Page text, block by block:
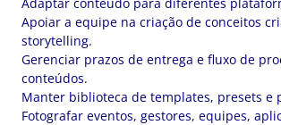
Apoiar a equipe na criação de conceitos
storytelling.
Gerenciar prazos de entrega e fluxo de
conteúdos.
Manter biblioteca de templates, presets e
Fotografar eventos, gestores, equipes,